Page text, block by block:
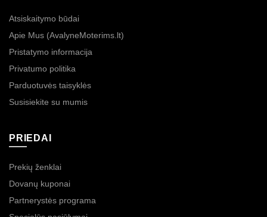
Atsiskaitymo būdai
Apie Mus (AvalyneMoterims.lt)
Pristatymo informacija
Privatumo politika
Parduotuvės taisyklės
Susisiekite su mumis
PRIEDAI
Prekių ženklai
Dovanų kuponai
Partnerystės programa